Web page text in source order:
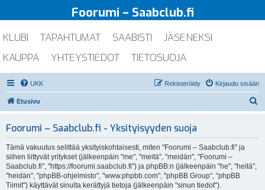
Foorumi – Saabclub.fi
KLUBI TAPAHTUMAT SAABISTI
JÄSENEKSI
KAUPPA
YHTEYSTIEDOT TIETOSUOJA
UKK Kirjaudu sisään
Rekisteröidy
Etusivu
Foorumi – Saabclub.fi - Yksityisyyden suoja
Tämä vakuutus selittää yksityiskohtaisesti, miten "Foorumi – Saabclub.fi" ja
siihen liittyvät yritykset (jälkeenpäin "me", "meitä", "meidän", "Foorumi –
Saabclub.fi", "https://foorumi.saabclub.fi") ja phpBB:n (jälkeenpäin "he", "heitä",
"heidän", "phpBB-ohjelmisto", "www.phpbb.com", "phpBB Group", "phpBB
Tiimit") käyttävät sinulta kerättyjä tietoja (jälkeenpäin "sinun tiedot").